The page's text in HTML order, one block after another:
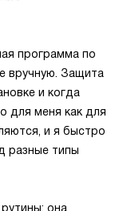
программа по
вручную. Защита
и когда
для меня как для
и я быстро
разные типы
она